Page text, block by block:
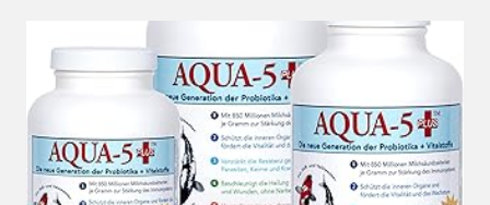
BREITBANDHEILMITTEL
GEGEN
VERPILZUNGEN,
FLOSSENFÄULE
UND
BAKTERIELLE